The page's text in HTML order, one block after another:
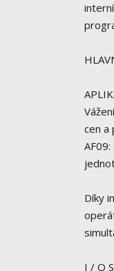
cen a
Díky
I / O